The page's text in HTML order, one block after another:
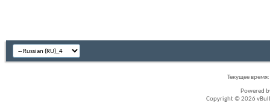
Текущее время:
Powered
Copyright © 2026